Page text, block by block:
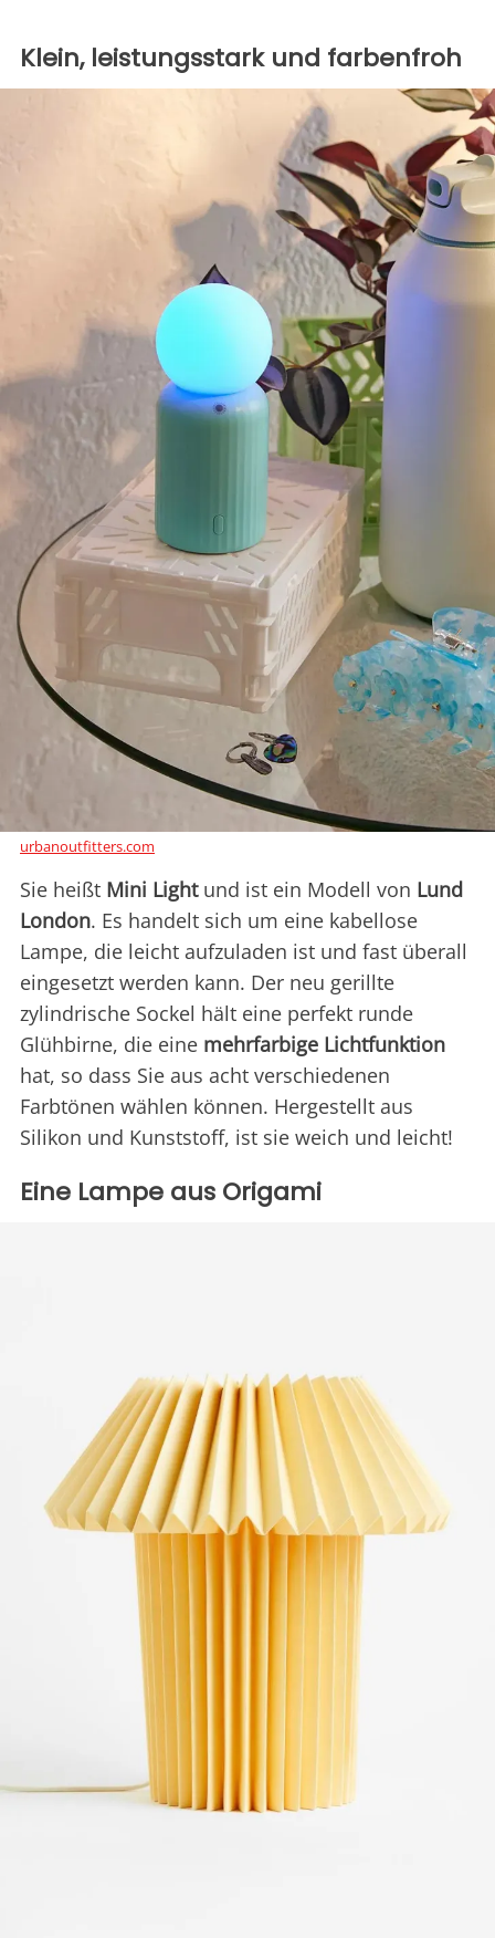
Klein, leistungsstark und farbenfroh
urbanoutfitters.com
Sie heißt Mini Lightund ist ein Modell von Lund
London. Es handelt sich um eine kabellose
Lampe, die leicht aufzuladen ist und fast überall
eingesetzt werden kann. Der neu gerillte
zylindrische Sockel hält eine perfekt runde
Glühbirne, die eine mehrfarbige Lichtfunktion
hat, so dass Sie aus acht verschiedenen
Farbtönen wählen können. Hergestellt aus
Silikon und Kunststoff, ist sie weich und leicht!
Eine Lampe aus Origami